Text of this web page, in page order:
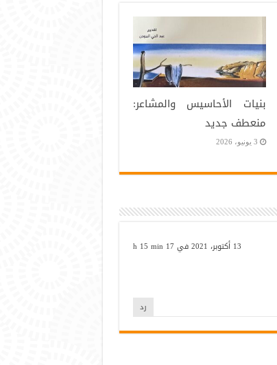
بنيات الأحاسيس والمشاعر:
منعطف جديد
3 يونيو، 2026
13 أكتوبر، 2021 في 17 h 15 min
رد